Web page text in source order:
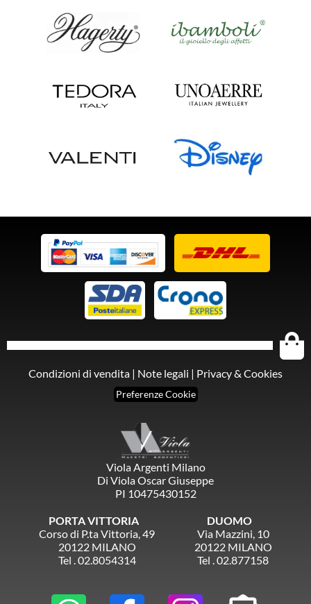
Condizioni di vendita | Note legali | Privacy & Cookies
Preferenze Cookie
Viola Argenti Milano
Di Viola Oscar Giuseppe
PI 10475430152
PORTA VITTORIA
Corso di P.ta Vittoria, 49
20122 MILANO
Tel . 02.8054314
DUOMO
Via Mazzini, 10
20122 MILANO
Tel . 02.877158